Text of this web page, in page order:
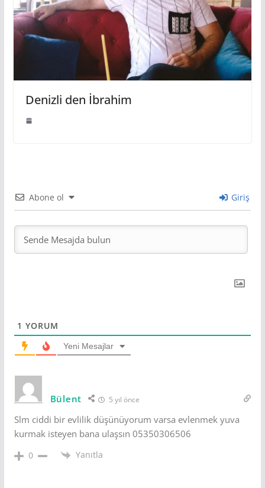
Denizli den İbrahim
Abone ol Giriş
1 YORUM
Yeni Mesajlar
Bülent 5 yıl önce
Slm ciddi bir evlilik düşünüyorum varsa evlenmek yuva
kurmak isteyen bana ulaşsın 05350306506
0 Yanıtla